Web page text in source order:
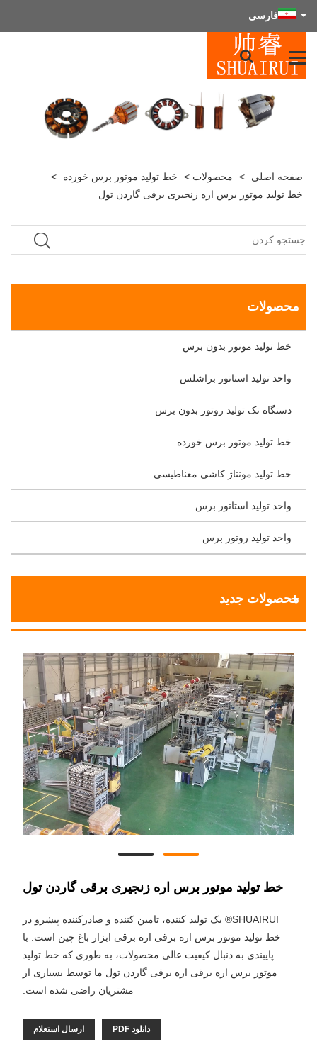
فارسی
صفحه اصلی > محصولات > خط تولید موتور برس خورده
>
خط تولید موتور برس اره زنجیری برقی گاردن تول
محصولات
خط تولید موتور بدون برس
واحد تولید استاتور براشلس
دستگاه تک تولید روتور بدون برس
خط تولید موتور برس خورده
خط تولید مونتاژ کاشی مغناطیسی
واحد تولید استاتور برس
واحد تولید روتور برس
محصولات جدید
خط تولید موتور برس اره زنجیری برقی گاردن تول
SHUAIRUI® یک تولید کننده، تامین کننده و صادرکننده پیشرو در
خط تولید موتور برس اره برقی اره برقی ابزار باغ چین است. با
پایبندی به دنبال کیفیت عالی محصولات، به طوری که خط تولید
موتور برس اره برقی اره برقی گاردن تول ما توسط بسیاری از
مشتریان راضی شده است.
ارسال استعلام دانلود PDF